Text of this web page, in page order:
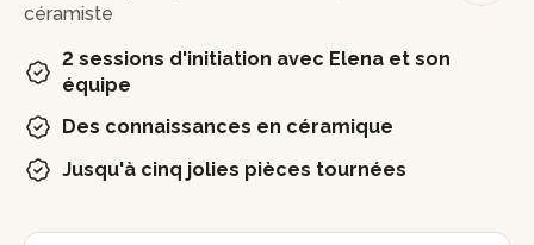
céramiste
2 sessions d'initiation avec Elena et son
équipe
Des connaissances en céramique
Jusqu'à cinq jolies pièces tournées